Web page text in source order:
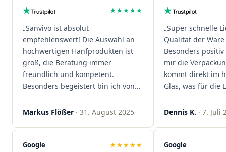
★★★★★
„Sanvivo ist absolut
empfehlenswert! Die Auswahl an
hochwertigen Hanfprodukten ist
groß, die Beratung immer
freundlich und kompetent.
Besonders begeistert bin ich von
der schnellen Rezeptannahme –
alles läuft unkompliziert und
sind extrem zügig, was mir jedes
Mal viel Zeit spart. Man merkt,
Markus Flößer · 31. August 2025
„Super schnelle
Qualität der
Besonders
mir die
kommt direkt im
Glas, was für die
ist. Ich bestelle
wieder!"
Dennis K. · 7. Juli
Google ★★★★★ Google